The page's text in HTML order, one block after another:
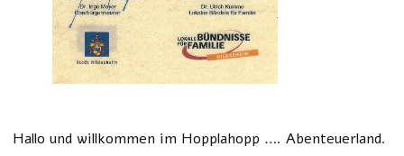
Hallo und willkommen im Hopplahopp …. Abenteuerland.